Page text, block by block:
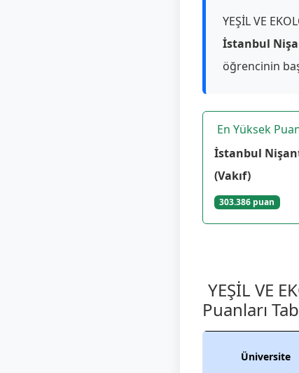
YEŞİL VE
İstanbul
öğrencinin
En Yüksek
İstanbul
(Vakıf)
303.386 puan
YEŞİL VE
Puanları
Üniversite